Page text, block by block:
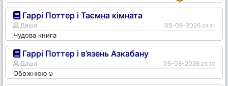
Гаррі Поттер і Таємна кімната
Даша 05-08-2026 23:31
Чудова книга
Гаррі Поттер і в’язень Азкабану
Даша 05-08-2026 23:30
Обожнюю☺️